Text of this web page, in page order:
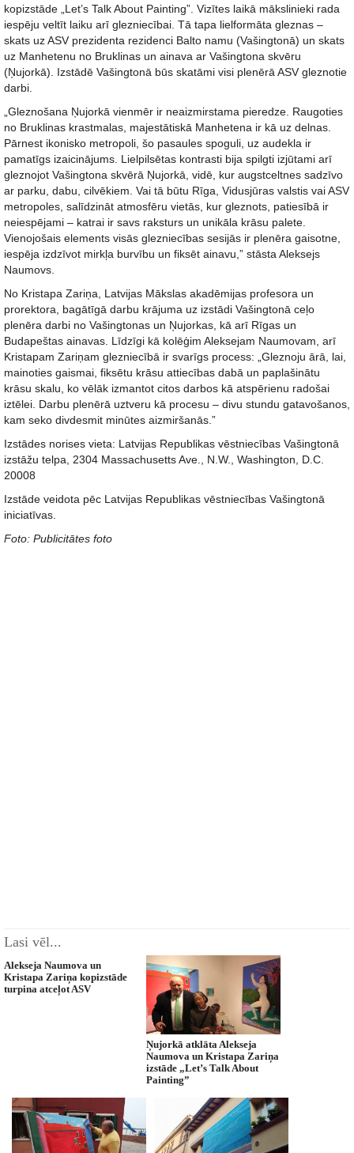
kopizstāde „Let’s Talk About Painting”. Vizītes laikā mākslinieki rada
iespēju veltīt laiku arī glezniecībai. Tā tapa lielformāta gleznas –
skats uz ASV prezidenta rezidenci Balto namu (Vašingtonā) un skats
uz Manhetenu no Bruklinas un ainava ar Vašingtona skvēru
(Ņujorkā). Izstādē Vašingtonā būs skatāmi visi plenērā ASV gleznotie
darbi.
„Gleznošana Ņujorkā vienmēr ir neaizmirstama pieredze. Raugoties
no Bruklinas krastmalas, majestātiskā Manhetena ir kā uz delnas.
Pārnest ikonisko metropoli, šo pasaules spoguli, uz audekla ir
pamatīgs izaicinājums. Lielpilsētas kontrasti bija spilgti izjūtami arī
gleznojot Vašingtona skvērā Ņujorkā, vidē, kur augstceltnes sadzīvo
ar parku, dabu, cilvēkiem. Vai tā būtu Rīga, Vidusjūras valstis vai ASV
metropoles, salīdzināt atmosfēru vietās, kur gleznots, patiesībā ir
neiespējami – katrai ir savs raksturs un unikāla krāsu palete.
Vienojošais elements visās glezniecības sesijās ir plenēra gaisotne,
iespēja izdzīvot mirkļa burvību un fiksēt ainavu,” stāsta Aleksejs
Naumovs.
No Kristapa Zariņa, Latvijas Mākslas akadēmijas profesora un
prorektora, bagātīgā darbu krājuma uz izstādi Vašingtonā ceļo
plenēra darbi no Vašingtonas un Ņujorkas, kā arī Rīgas un
Budapeštas ainavas. Līdzīgi kā kolēģim Aleksejam Naumovam, arī
Kristapam Zariņam glezniecībā ir svarīgs process: „Gleznoju ārā, lai,
mainoties gaismai, fiksētu krāsu attiecības dabā un paplašinātu
krāsu skalu, ko vēlāk izmantot citos darbos kā atspērienu radošai
iztēlei. Darbu plenērā uztveru kā procesu – divu stundu gatavošanos,
kam seko divdesmit minūtes aizmiršanās.”
Izstādes norises vieta: Latvijas Republikas vēstniecības Vašingtonā
izstāžu telpa, 2304 Massachusetts Ave., N.W., Washington, D.C.
20008
Izstāde veidota pēc Latvijas Republikas vēstniecības Vašingtonā
iniciatīvas.
Foto: Publicitātes foto
Lasi vēl...
Alekseja Naumova un
Kristapa Zariņa kopizstāde
turpina atceļot ASV
Ņujorkā atklāta Alekseja
Naumova un Kristapa Zariņa
izstāde „Let’s Talk About
Painting”